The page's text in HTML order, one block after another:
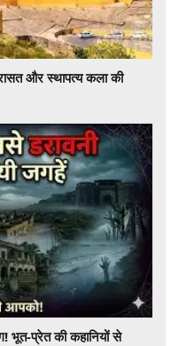
और स्थापत्य कला की
भूत-प्रेत की कहानियों से